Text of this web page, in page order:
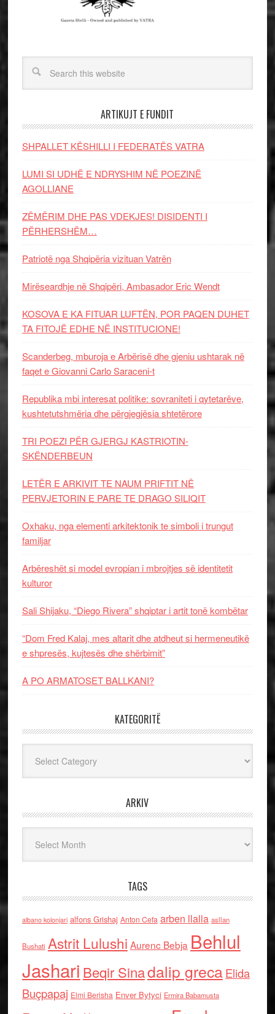
ARTIKUJT E FUNDIT
SHPALLET KËSHILLI I FEDERATËS VATRA
LUMI SI UDHË E NDRYSHIM NË POEZINË
AGOLLIANE
ZËMËRIM DHE PAS VDEKJES! DISIDENTI I
PËRHERSHËM…
Patriotë nga Shqipëria vizituan Vatrën
Mirëseardhje në Shqipëri, Ambasador Eric Wendt
KOSOVA E KA FITUAR LUFTËN, POR PAQEN DUHET
TA FITOJË EDHE NË INSTITUCIONE!
Scanderbeg, mburoja e Arbërisë dhe gjeniu ushtarak në
faqet e Giovanni Carlo Saraceni-t
Republika mbi interesat politike: sovraniteti i qytetarëve,
kushtetutshmëria dhe përgjegjësia shtetërore
TRI POEZI PËR GJERGJ KASTRIOTIN-
SKËNDERBEUN
LETËR E ARKIVIT TE NAUM PRIFTIT NË
PERVJETORIN E PARE TE DRAGO SILIQIT
Oxhaku, nga elementi arkitektonik te simboli i trungut
familjar
Arbëreshët si model evropian i mbrojtjes së identitetit
kulturor
Sali Shijaku, “Diego Rivera” shqiptar i artit tonë kombëtar
“Dom Fred Kalaj, mes altarit dhe atdheut si hermeneutikë
e shpresës, kujtesës dhe shërbimit”
A PO ARMATOSET BALLKANI?
KATEGORITË
ARKIV
TAGS
albano kolonjari alfons Grishaj Anton Cefa arben llalla asllan
Bushati Astrit Lulushi Aurenc Bebja Behlul
Jashari Beqir Sinadalip grecaElida
Buçpapaj Elmi Berisha Enver Bytyci Ermira Babamusta